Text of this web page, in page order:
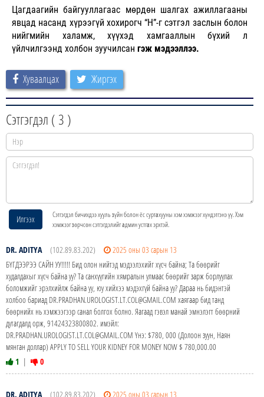
Цагдаагийн байгууллагаас мөрдөн шалгах ажиллагааны
явцад насанд хүрээгүй хохирогч “Н”-г сэтгэл заслын болон
нийгмийн халамж, хүүхэд хамгааллын бүхий л
үйлчилгээнд холбон зуучилсан гэж мэдээллээ.
Хуваалцах Жиргэх
Сэтгэгдэл ( 3 )
Илгээх
Сэтгэгдэл бичихдээ хууль зүйн болон ёс суртахууны хэм хэмжээг хүндэтгэнэ үү. Хэм
хэмжээг зөрчсөн сэтгэгдэлийг админ устгах эрхтэй.
DR. ADITYA (102.89.83.202)
2025 оны 03 сарын 13
БҮГДЭЭРЭЭ САЙН УУ!!!!! Бид олон нийтэд мэдээлэхийг хүсч байна; Та бөөрийг
худалдахыг хүсч байна уу? Та санхүүгийн хямралын улмаас бөөрийг зарж борлуулах
боломжийг эрэлхийлж байна уу, юу хийхээ мэдэхгүй байна уу? Дараа нь бидэнтэй
холбоо бариад DR.PRADHAN.UROLOGIST.LT.COL@GMAIL.COM хаягаар бид танд
бөөрнийх нь хэмжээгээр санал болгох болно. Яагаад гэвэл манай эмнэлэгт бөөрний
дутагдалд орж, 91424323800802. имэйл:
DR.PRADHAN.UROLOGIST.LT.COL@GMAIL.COM Yнэ: $780, 000 (Долоон зуун, Наян
мянган доллар) APPLY TO SELL YOUR KIDNEY FOR MONEY NOW $ 780,000.00
1 | 0
DR. ADITYA (102.89.83.202) 2025 оны 03 сарын 13